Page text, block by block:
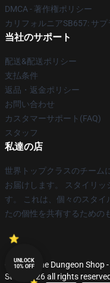
DMCA - 著作権ポリシー
カリフォルニアSB657: サ
当社のサポート
配送&配送ポリシー
支払条件
返品・返金ポリシー
お問い合わせ
カスタマーサポート(FAQ)
スタッフ
私達の店
世界トップクラスのチーム
お届けします。 スタイリ
す。 これは、個々のスタ
たの個性を共有するための
© Die In The Dungeon
Store 2026 all rights
UNLOCK
10% OFF